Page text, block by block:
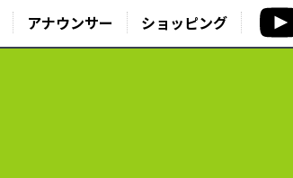
アナウンサー ショッピング